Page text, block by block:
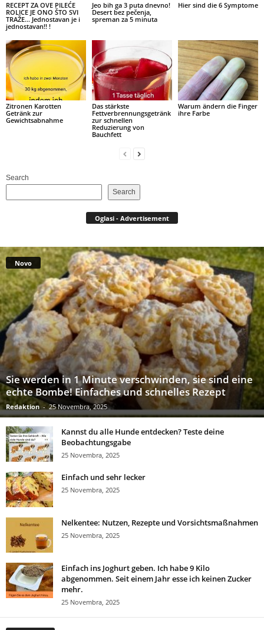
RECEPT ZA OVE PILEĆE
ROLICE JE ONO ŠTO SVI
TRAŽE… Jednostavan je i
jednostavan!! !
Jeo bih ga 3 puta dnevno!
Desert bez pečenja,
spreman za 5 minuta
Hier sind die 6 Symptome
Zitronen Karotten
Getränk zur
Gewichtsabnahme
Das stärkste
Fettverbrennungsgetränk
zur schnellen
Reduzierung von
Bauchfett
Warum ändern die Finger
ihre Farbe
Search
Search
Oglasi - Advertisement
Novo
Sie werden in 1 Minute verschwinden, sie sind eine
echte Bombe! Einfaches und schnelles Rezept
Redaktion - 25 Novembra, 2025
Kannst du alle Hunde entdecken? Teste deine
Beobachtungsgabe
25 Novembra, 2025
Einfach und sehr lecker
25 Novembra, 2025
Nelkentee: Nutzen, Rezepte und Vorsichtsmaßnahmen
25 Novembra, 2025
Einfach ins Joghurt geben. Ich habe 9 Kilo
abgenommen. Seit einem Jahr esse ich keinen Zucker
mehr.
25 Novembra, 2025